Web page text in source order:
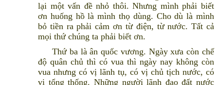
lại một vấn đề nhỏ thôi. Nhưng mình phải biết
ơn huống hồ là mình thọ dùng. Cho dù là mình
bỏ tiền ra phải cảm ơn từ điện, từ nước. Tất cả
mọi thứ chúng ta phải biết ơn.
Thứ ba là ân quốc vương. Ngày xưa còn chế
độ quân chủ thì có vua thì ngày nay không còn
vua nhưng có vị lãnh tụ, có vị chủ tịch nước, có
vị tổng thống. Những người lãnh đạo đất nước